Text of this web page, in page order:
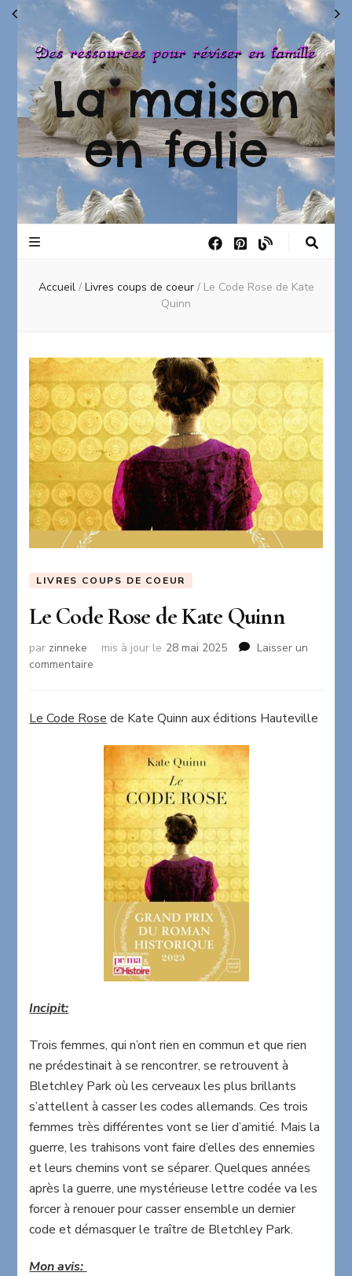
La maison
en folie
Accueil / Livres coups de coeur / Le Code Rose de Kate
Quinn
LIVRES COUPS DE COEUR
Le Code Rose de Kate Quinn
par zinneke mis à jour le 28 mai 2025
Laisser un
commentaire
Rose
Kate
Quinn
Le Code Rose de Kate Quinn aux éditions Hauteville
Incipit:
Trois femmes, qui n’ont rien en commun et que rien
ne prédestinait à se rencontrer, se retrouvent à
Bletchley Park où les cerveaux les plus brillants
s’attellent à casser les codes allemands. Ces trois
femmes très différentes vont se lier d’amitié. Mais la
guerre, les trahisons vont faire d’elles des ennemies
et leurs chemins vont se séparer. Quelques années
après la guerre, une mystérieuse lettre codée va les
forcer à renouer pour casser ensemble un dernier
code et démasquer le traître de Bletchley Park.
Mon avis: